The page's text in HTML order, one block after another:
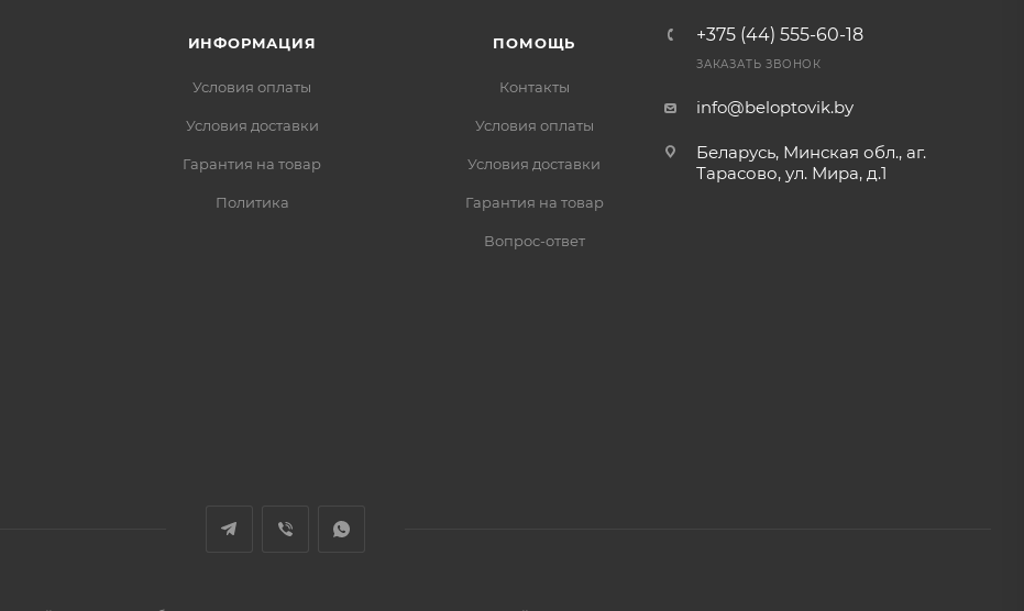
ИНФОРМАЦИЯ
Условия оплаты
Условия доставки
Гарантия на товар
Политика
ПОМОЩЬ
Контакты
Условия оплаты
Условия доставки
Гарантия на товар
Вопрос-ответ
+375 (44) 555-60-18
ЗАКАЗАТЬ ЗВОНОК
info@beloptovik.by
Беларусь, Минская обл., аг.
Тарасово, ул. Мира, д.1